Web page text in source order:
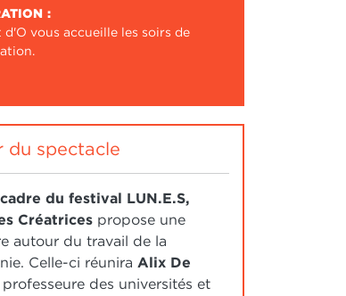
d'O vous accueille les soirs de
du spectacle
du festival LUN.E.S,
Créatrices propose une
autour du travail de la
Celle-ci réunira Alix De
professeure des universités et